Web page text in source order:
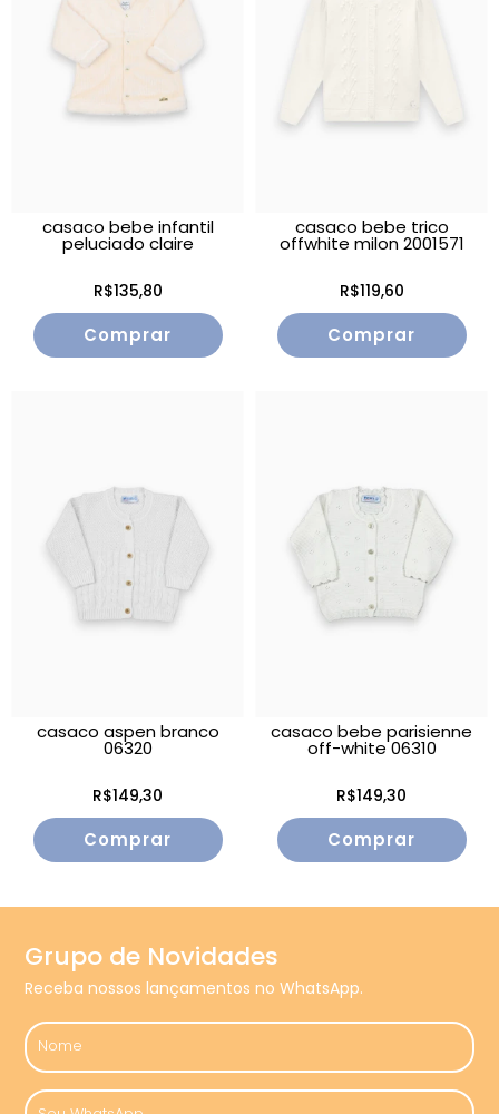
casaco bebe infantil
peluciado claire
R$135,80
Comprar
casaco bebe trico
offwhite milon 2001571
R$119,60
Comprar
casaco aspen branco
06320
R$149,30
Comprar
casaco bebe parisienne
off-white 06310
R$149,30
Comprar
Grupo de Novidades
Receba nossos lançamentos no WhatsApp.